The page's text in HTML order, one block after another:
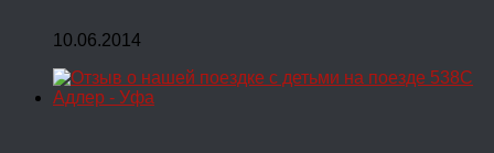
10.06.2014